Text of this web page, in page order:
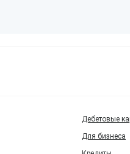
Дебетовые
Для бизнеса